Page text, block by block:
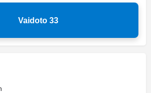
Vaidoto 33